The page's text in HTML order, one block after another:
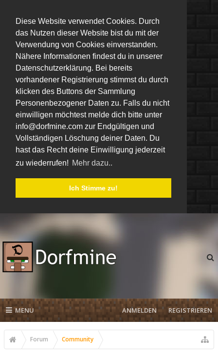
Diese Website verwendet Cookies. Durch
das Nutzen dieser Website bist du mit der
Verwendung von Cookies einverstanden.
Nähere Informationen findest du in unserer
Datenschutzerklärung. Bei bereits
vorhandener Registrierung stimmst du durch
klicken des Buttons der Sammlung
Personenbezogener Daten zu. Falls du nicht
einwilligen möchtest melde dich bitte unter
info@dorfmine.com zur Endgültigen und
Vollständigen Löschung deiner Daten. Du
hast das Recht deine Einwilligung jederzeit
zu wiederrufen! Mehr dazu..
Ich Stimme zu!
MENU ANMELDEN REGISTRIEREN
Forum Community